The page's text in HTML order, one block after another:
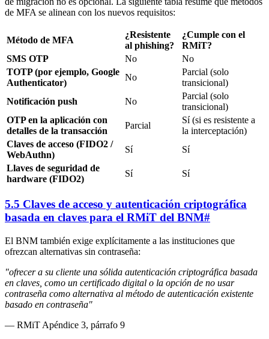
de MFA se alinean con los nuevos requisitos:
Método de MFA
¿Resistente
al phishing?
¿Cumple con el
RMiT?
SMS OTP
No
No
TOTP (por ejemplo, Google
Authenticator)
No
Parcial (solo
transicional)
Notificación push
No
Parcial (solo
transicional)
OTP en la aplicación con
detalles de la transacción
Parcial
Sí (si es resistente a
la interceptación)
Claves de acceso (FIDO2 /
WebAuthn)
Sí
Sí
Llaves de seguridad de
hardware (FIDO2)
Sí Sí
5.5 Claves de acceso y autenticación criptográfica
basada en claves para el RMiT del BNM#
El BNM también exige explícitamente a las instituciones que
ofrezcan alternativas sin contraseña:
"ofrecer a su cliente una sólida autenticación criptográfica basada
en claves, como un certificado digital o la opción de no usar
contraseña como alternativa al método de autenticación existente
basado en contraseña"
— RMiT Apéndice 3, párrafo 9